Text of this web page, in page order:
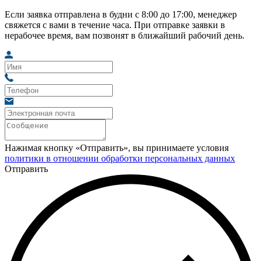
Если заявка отправлена в будни с 8:00 до 17:00, менеджер
свяжется с вами в течение часа. При отправке заявки в
нерабочее время, вам позвонят в ближайший рабочий день.
Нажимая кнопку «Отправить», вы принимаете условия
политики в отношении обработки персональных данных
Отправить